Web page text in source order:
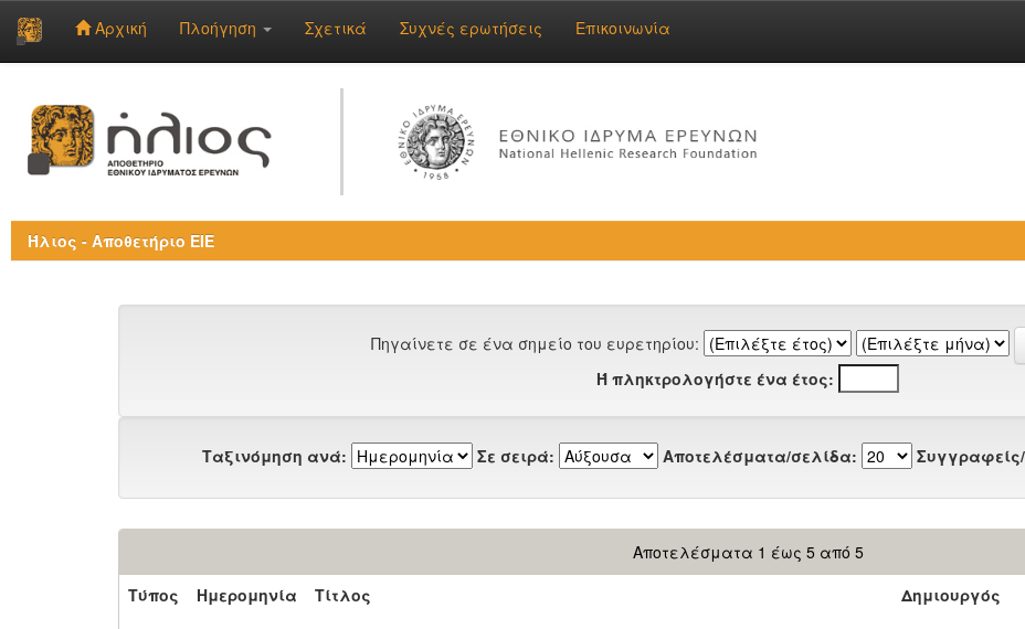
navigation
Αρχική Πλοήγηση Σχετικά Συχνές ερωτήσεις Επικοινωνία
Ήλιος - Αποθετήριο ΕΙΕ
Πηγαίνετε σε ένα σημείο του ευρετηρίου:
Ή πληκτρολογήστε ένα έτος:
Ταξινόμηση ανά: Σε σειρά: Αποτελέσματα/σελίδα:
Αποτελέσματα 1 έως 5 από 5
Τύπος
Ημερομηνία Τίτλος Δημιουργός